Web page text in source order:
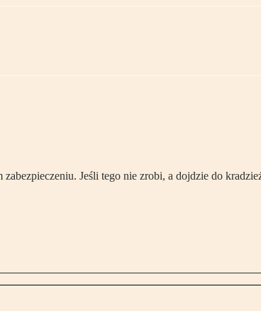
Jeśli tego nie zrobi, a dojdzie do